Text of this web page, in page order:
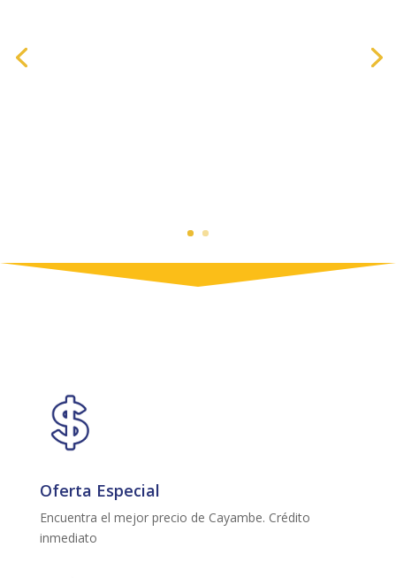
Oferta Especial
Encuentra el mejor precio de Cayambe. Crédito
inmediato